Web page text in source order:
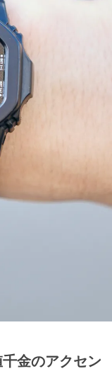
金のアクセン